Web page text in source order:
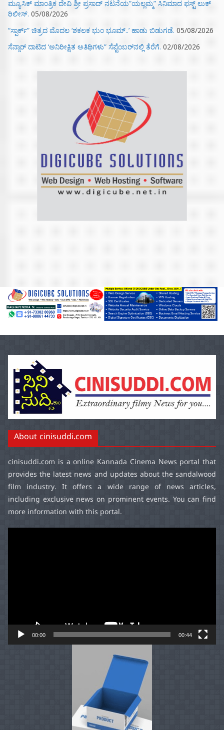
ಮ್ಯೂಸಿಕ್‌ ಮಾಂತ್ರಿಕ ದೇವಿ ಶ್ರೀ ಪ್ರಸಾದ್ ನಟನೆಯ”ಯಲ್ಲಮ್ಮ” ಸಿನಿಮಾದ ಫಸ್ಟ್‌ ಲುಕ್‌
ರಿಲೀಸ್. 05/08/2026
“ಸ್ಪಾರ್ಕ್” ಚಿತ್ರದ ಮೊದಲ‌ ‘ಶಕಲಕ ಭುಂ‌ ಭೂಮ್..’ ಹಾಡು ಬಿಡುಗಡೆ. 05/08/2026
ಸೆನ್ಸಾರ್ ದಾಟಿದ ‘ಅನಿರೀಕ್ಷಿತ ಅತಿಥಿಗಳು” ಸೆಪ್ಟೆಂಬರ್‌ನಲ್ಲಿ ತೆರೆಗೆ. 02/08/2026
About cinisuddi.com
cinisuddi.com is a online Kannada Cinema News portal that
provides the latest news and updates about the sandalwood
film industry. It offers a wide range of news articles,
including exclusive news on prominent events. You can find
more information with this portal.
00:00 00:44